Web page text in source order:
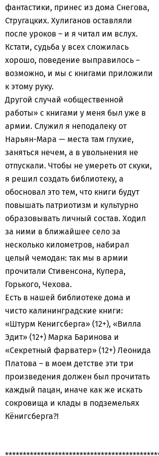
фантастики, принес из дома Снегова,
Стругацких. Хулиганов оставляли
после уроков – и я читал им вслух.
Кстати, судьба у всех сложилась
хорошо, поведение выправилось –
возможно, и мы с книгами приложили
к этому руку.
Другой случай «общественной
работы» с книгами у меня был уже в
армии. Служил я неподалеку от
Нарьян-Мара — места там глухие,
заняться нечем, а в увольнения не
отпускали. Чтобы не умереть от скуки,
я решил создать библиотеку, а
обосновал это тем, что книги будут
повышать патриотизм и культурно
образовывать личный состав. Ходил
за ними в ближайшее село за
несколько километров, набирал
целый чемодан: так мы в армии
прочитали Стивенсона, Купера,
Горького, Чехова.
Есть в нашей библиотеке дома и
чисто калининградские книги:
«Штурм Кенигсберга» (12+), «Вилла
Эдит» (12+) Марка Баринова и
«Секретный фарватер» (12+) Леонида
Платова – в моем детстве эти три
произведения должен был прочитать
каждый пацан, иначе как же искать
сокровища и клады в подземельях
Кёнигсберга?!